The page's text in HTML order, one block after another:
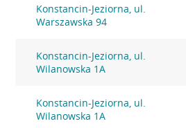
Konstancin-Jeziorna, ul.
Warszawska 94
Konstancin-Jeziorna, ul.
Wilanowska 1A
Konstancin-Jeziorna, ul.
Wilanowska 1A